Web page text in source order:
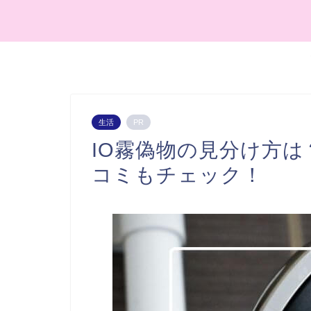
生活 PR
IO霧偽物の見分け方
コミもチェック！